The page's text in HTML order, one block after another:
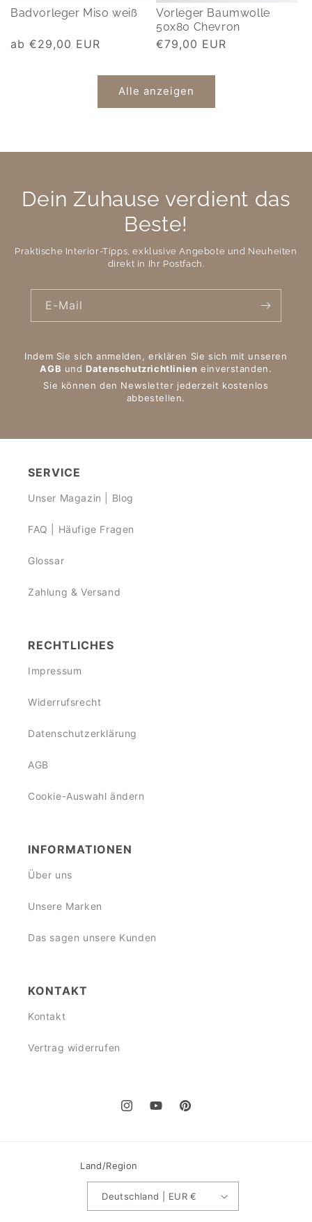
Badvorleger Miso weiß
Normaler
ab €29,00 EUR
Vorleger Baumwolle
50x80 Chevron
Normaler
€79,00 EUR
Alle anzeigen
Dein Zuhause verdient das
Beste!
Praktische Interior-Tipps, exklusive Angebote und Neuheiten
direkt in Ihr Postfach.
E-Mail
Indem Sie sich anmelden, erklären Sie sich mit unseren
AGB undDatenschutzrichtlinien einverstanden.
Sie können den Newsletter jederzeit kostenlos
abbestellen.
SERVICE
Unser Magazin | Blog
FAQ | Häufige Fragen
Glossar
Zahlung & Versand
RECHTLICHES
Impressum
Widerrufsrecht
Datenschutzerklärung
AGB
Cookie-Auswahl ändern
INFORMATIONEN
Über uns
Unsere Marken
Das sagen unsere Kunden
KONTAKT
Kontakt
Vertrag widerrufen
InstagramYouTubePinterest
Land/Region
Deutschland | EUR €